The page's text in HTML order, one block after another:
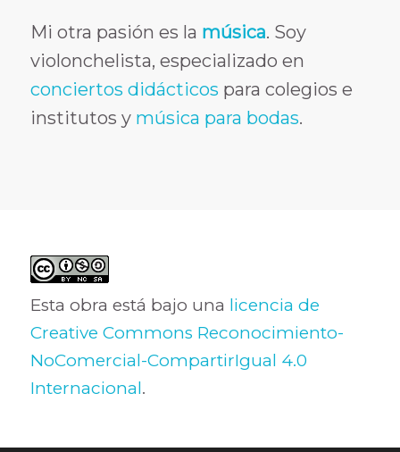
Mi otra pasión es la música. Soy
violonchelista, especializado en
conciertos didácticos para colegios e
institutos y música para bodas.
Esta obra está bajo una licencia de
Creative Commons Reconocimiento-
NoComercial-CompartirIgual 4.0
Internacional.